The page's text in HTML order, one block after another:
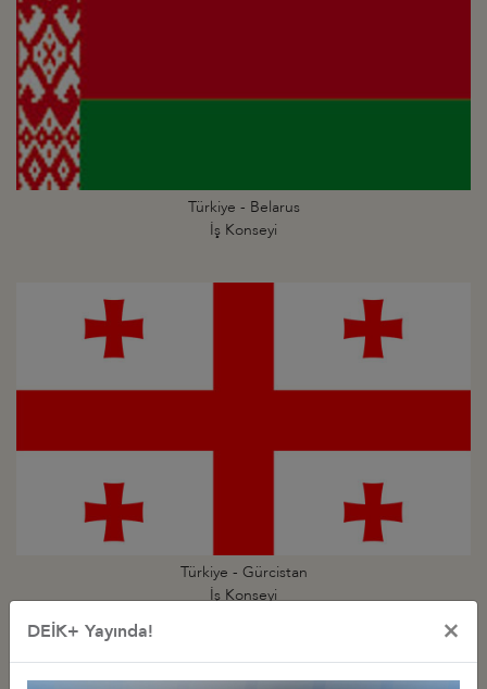
Türkiye - Belarus
İş Konseyi
Türkiye - Gürcistan
İş Konseyi
DEİK+ Yayında! ×